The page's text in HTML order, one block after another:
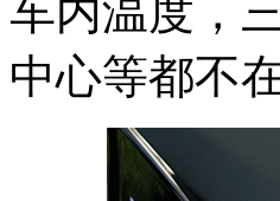
车内温度，
中心等都不